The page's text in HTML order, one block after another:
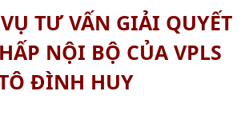
TƯ VẤN GIẢI QUYẾT
NỘI BỘ CỦA VPLS
ĐÌNH HUY